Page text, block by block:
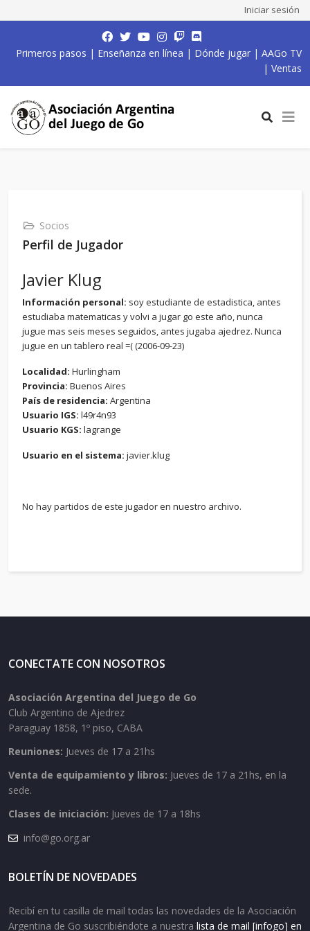
Iniciar sesión
Primeros pasos | Enseñanza en línea | Dónde jugar | AAGo TV
| Ventas
Socios
Perfil de Jugador
Javier Klug
Información personal: soy estudiante de estadistica, antes
estudiaba matematicas y volvi a jugar go este año, nunca
jugue mas seis meses seguidos, antes jugaba ajedrez. Nunca
jugue en un tablero real =( (2006-09-23)
Localidad: Hurlingham
Provincia: Buenos Aires
País de residencia: Argentina
Usuario IGS: l49r4n93
Usuario KGS: lagrange
Usuario en el sistema: javier.klug
No hay partidos de este jugador en nuestro archivo.
CONECTATE CON NOSOTROS
Asociación Argentina del Juego de Go
Club Argentino de Ajedrez
Paraguay 1858, 1º piso, CABA
Reuniones: Jueves de 17 a 21hs
Venta de equipamiento y libros: Jueves de 17 a 21hs, en la
sede.
Clases de iniciación: Jueves de 17 a 18hs
info@go.org.ar
BOLETÍN DE NOVEDADES
Recibí en tu casilla de mail todas las novedades de la Asociación
Argentina de Go suscribiéndote a nuestra lista de mail [infogo] en